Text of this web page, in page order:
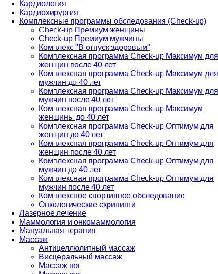
Кардиология
Кардиохирургия
Комплексные программы обследования (Check-up)
Check-up Премиум женщины
Check-up Премиум мужчины
Комплекс "В отпуск здоровым"
Комплексная программа Check-up Максимум для
женщин после 40 лет
Комплексная программа Check-up Максимум для
мужчин до 40 лет
Комплексная программа Check-up Максимум для
мужчин после 40 лет
Комплексная программа Check-up Максимум
женщины до 40 лет
Комплексная программа Check-up Оптимум для
женщин до 40 лет
Комплексная программа Check-up Оптимум для
женщин после 40 лет
Комплексная программа Check-up Оптимум для
мужчин до 40 лет
Комплексная программа Check-up Оптимум для
мужчин после 40 лет
Комплексное спортивное обследование
Онкологические скрининги
Лазерное лечение
Маммология и онкомаммология
Мануальная терапия
Массаж
Антицеллюлитный массаж
Висцеральный массаж
Массаж ног